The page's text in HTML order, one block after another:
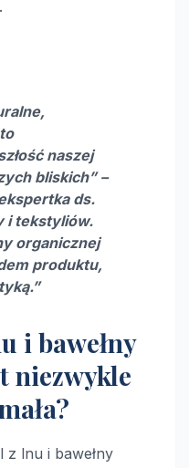
naszej
bliskich” –
ds.
i tekstyliów.
organicznej
produktu,
i bawełny
niezwykle
z lnu i bawełny